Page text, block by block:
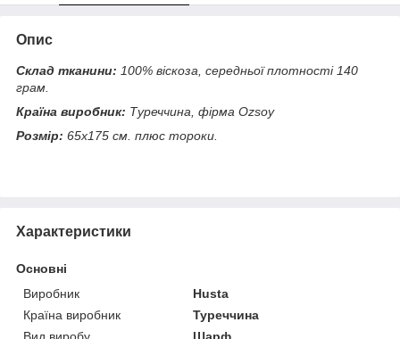
Опис
Склад тканини: 100% віскоза, середньої плотності 140
грам.
Країна виробник: Туреччина, фірма Ozsoy
Розмір: 65х175 см. плюс тороки.
Характеристики
Основні
Виробник
Husta
Країна виробник
Туреччина